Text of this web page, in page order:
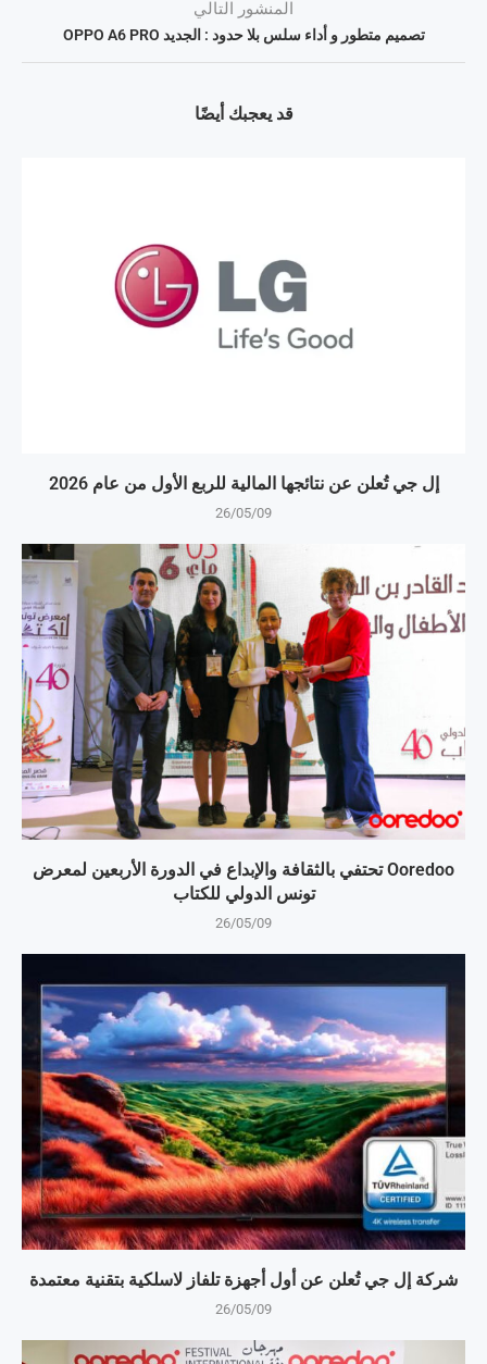
المنشور التالي
تصمیم متطور و أداء سلس بلا حدود : الجدید OPPO A6 PRO
قد يعجبك أيضًا
إل جي تُعلن عن نتائجها المالية للربع الأول من عام 2026
26/05/09
Ooredoo تحتفي بالثقافة والإبداع في الدورة الأربعين لمعرض
تونس الدولي للكتاب
26/05/09
شركة إل جي تُعلن عن أول أجهزة تلفاز لاسلكية بتقنية معتمدة
26/05/09